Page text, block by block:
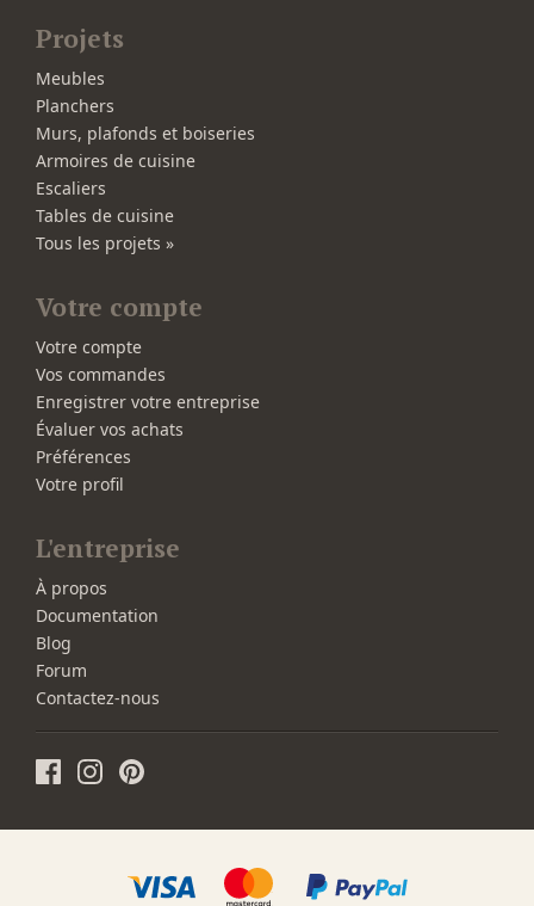
Projets
Meubles
Planchers
Murs, plafonds et boiseries
Armoires de cuisine
Escaliers
Tables de cuisine
Tous les projets »
Votre compte
Votre compte
Vos commandes
Enregistrer votre entreprise
Évaluer vos achats
Préférences
Votre profil
L'entreprise
À propos
Documentation
Blog
Forum
Contactez-nous